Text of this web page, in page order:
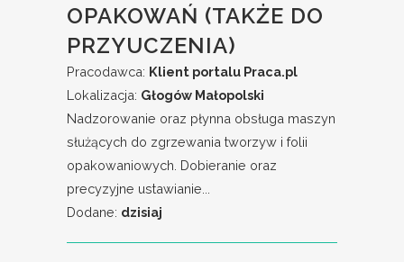
OPAKOWAŃ (TAKŻE DO
PRZYUCZENIA)
Pracodawca: Klient portalu Praca.pl
Lokalizacja: Głogów Małopolski
Nadzorowanie oraz płynna obsługa maszyn
służących do zgrzewania tworzyw i folii
opakowaniowych. Dobieranie oraz
precyzyjne ustawianie...
Dodane: dzisiaj